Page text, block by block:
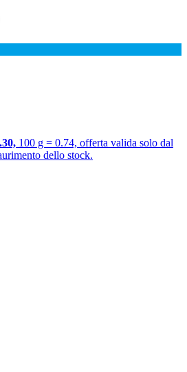
100 g = 0.74, offerta valida solo dal
dello stock.